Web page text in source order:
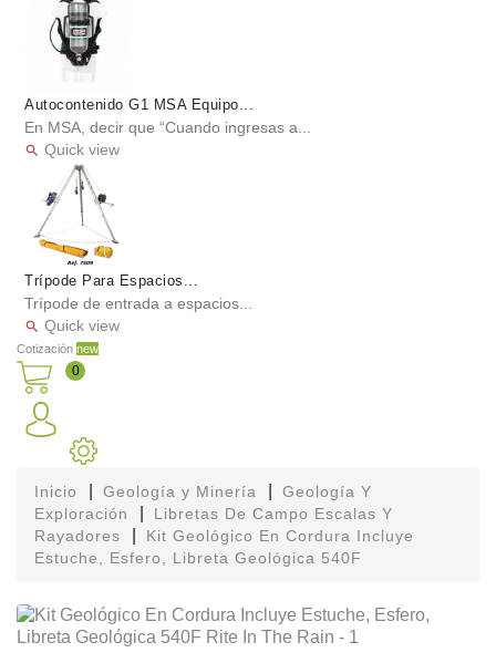
Autocontenido G1 MSA Equipo...
En MSA, decir que “Cuando ingresas a...
 Quick view
Trípode Para Espacios...
Trípode de entrada a espacios...
 Quick view
Cotización new
0
Inicio Geología y Minería
Geología Y
Exploración
Libretas De Campo Escalas Y
Rayadores
Kit Geológico En Cordura Incluye
Estuche, Esfero, Libreta Geológica 540F